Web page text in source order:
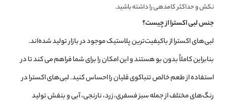
نکش و حداکثر کامدهی را داشته باشید.
جنس لبی اکسترا از چیست؟
لبی‌های اکسترا از باکیفیت‌ترین پلاستیک موجود در بازار تولید شده‌اند.
بنابراین کاملاً بدون بو هستند و این امکان را برای شما فراهم می کند تا در
استفاده از طعم خالص تنباکوی قلیان را احساس کنید.لبی‌های اکسترا در
رنگ‌های مختلف از جمله سبز فسفری، زرد، نارنجی، آبی و بنفش تولید